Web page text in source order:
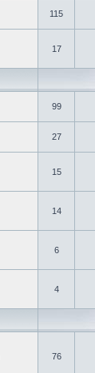
115
17
99
27
15
14
6
4
76